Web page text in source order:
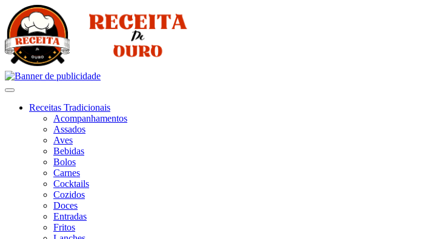
Receitas Tradicionais
Acompanhamentos
Assados
Aves
Bebidas
Bolos
Carnes
Cocktails
Cozidos
Doces
Entradas
Fritos